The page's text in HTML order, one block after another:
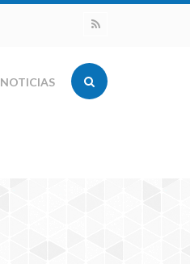
NOTICIAS